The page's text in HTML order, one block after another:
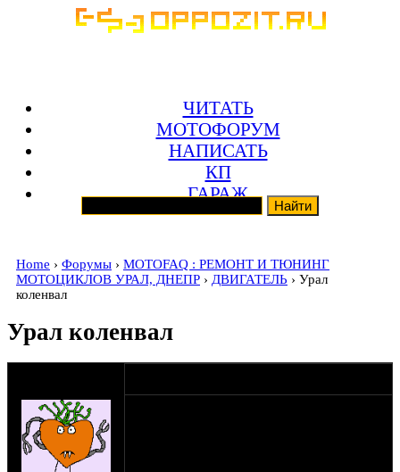
ЧИТАТЬ
МОТОФОРУМ
НАПИСАТЬ
КП
ГАРАЖ
Home › Форумы › MOTOFAQ : РЕМОНТ И ТЮНИНГ
МОТОЦИКЛОВ УРАЛ, ДНЕПР › ДВИГАТЕЛЬ › Урал
коленвал
Урал коленвал